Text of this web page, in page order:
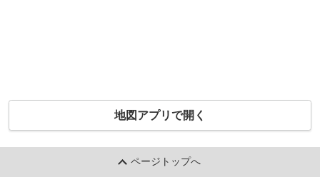
地図アプリで開く
ページトップへ